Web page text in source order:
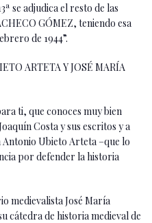
se adjudica el resto de las
GÓMEZ, teniendo esa
de 1944”.
ARTETA Y JOSÉ MARÍA
ti, que conoces muy bien
Costa y sus escritos y a
Antonio Ubieto Arteta –que lo
por defender la historia
medievalista José María
cátedra de historia medieval de